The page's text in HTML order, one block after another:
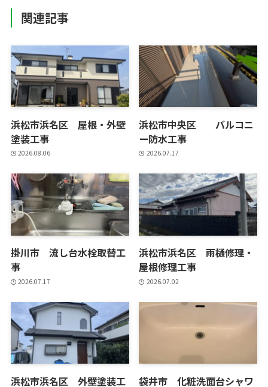
関連記事
浜松市浜名区 屋根・外壁
塗装工事
2026.08.06
浜松市中央区 バルコニ
ー防水工事
2026.07.17
掛川市 流し台水栓取替工
事
2026.07.17
浜松市浜名区 雨樋修理・
屋根修理工事
2026.07.02
浜松市浜名区 外壁塗装工 袋井市 化粧洗面台シャワ